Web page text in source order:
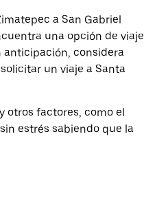
a San Gabriel
una opción de viaje
anticipación, considera
un viaje a Santa
otros factores, como el
estrés sabiendo que la